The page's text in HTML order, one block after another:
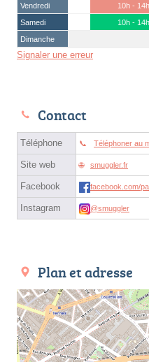
Vendredi
10h - 14h
Samedi
10h - 14h
Dimanche
Signaler une erreur
Contact
Téléphone Téléphoner au
Site web smuggler.fr
Facebook facebook.com/
Instagram @smuggler
Plan et adresse